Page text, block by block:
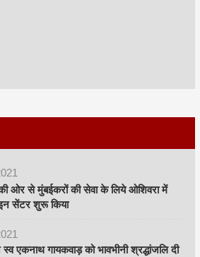
ओर से मुंबईकरों की सेवा के लिये ओशिवरा में
सेंटर शुरू किया
एकनाथ गायकवाड़ को भावभीनी श्रद्धांजलि दी